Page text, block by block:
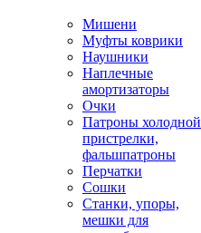
Мишени
Муфты коврики
Наушники
Наплечные
амортизаторы
Очки
Патроны холодной
пристрелки,
фальшпатроны
Перчатки
Сошки
Станки, упоры,
мешки для